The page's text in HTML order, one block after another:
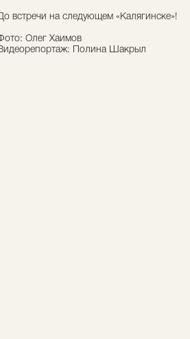
встречи на следующем «Калягинске»!
Олег Хаимов
Полина Шакрыл